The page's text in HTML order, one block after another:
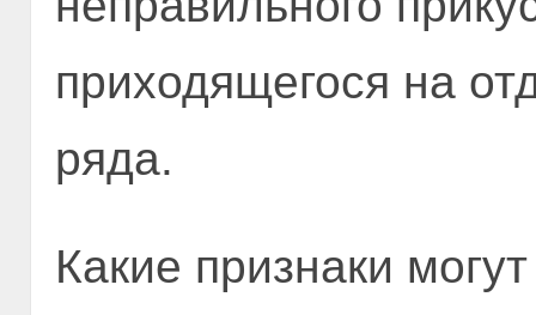
приходящегося на
ряда.
Какие признаки